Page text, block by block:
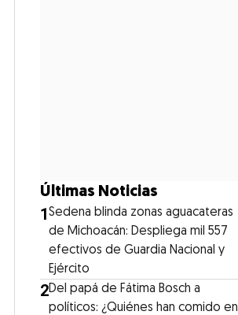
Últimas Noticias
1Sedena blinda zonas aguacateras
de Michoacán: Despliega mil 557
efectivos de Guardia Nacional y
Ejército
2⁠Del papá de Fátima Bosch a
políticos: ¿Quiénes han comido en